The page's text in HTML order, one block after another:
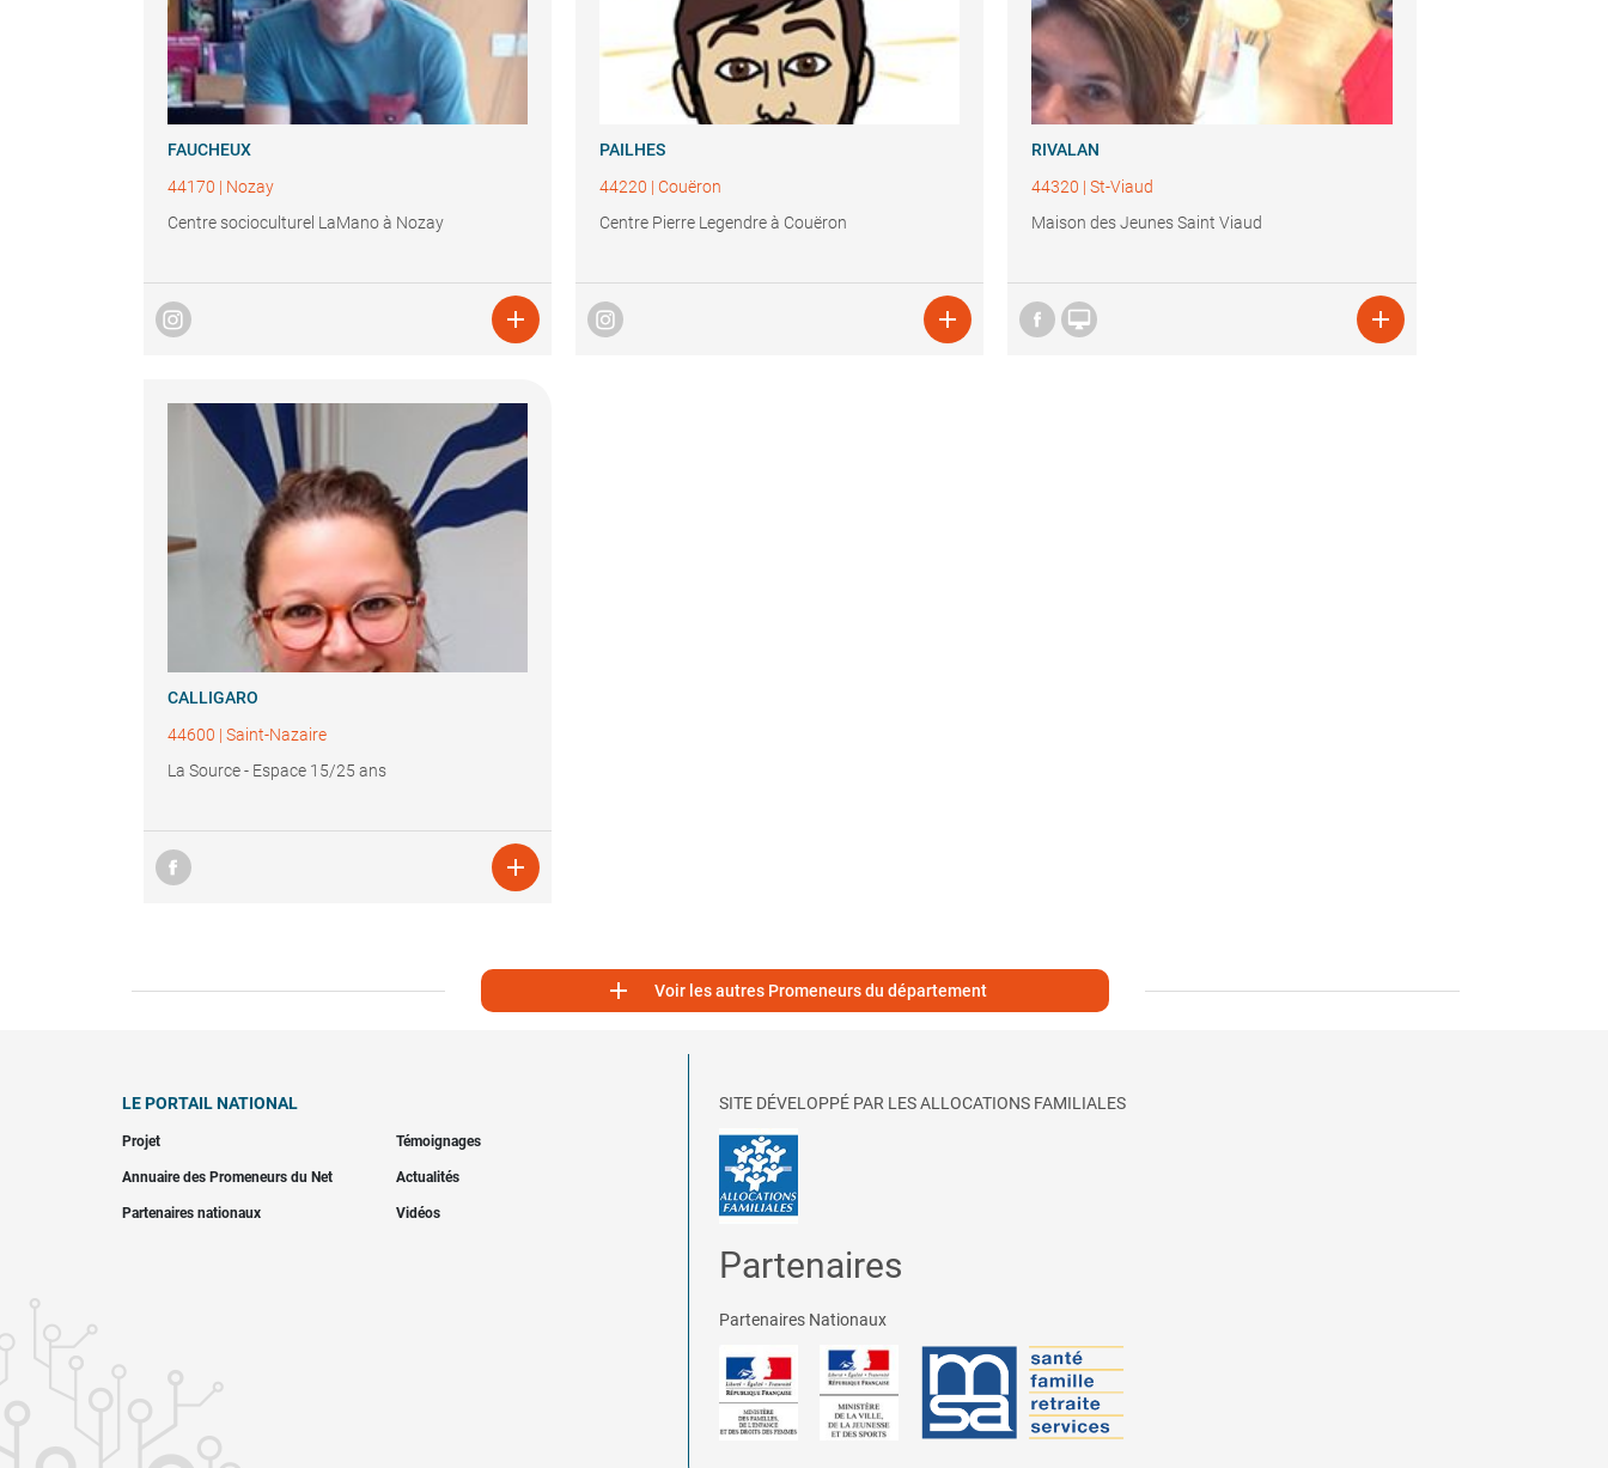
FAUCHEUX
44170 | Nozay
Centre socioculturel LaMano à Nozay

PAILHES
44220 | Couëron
Centre Pierre Legendre à Couëron

RIVALAN
44320 |St-Viaud
Maison des Jeunes Saint Viaud
 
CALLIGARO
44600 | Saint-Nazaire
La Source - Espace 15/25 ans

 Voir les autres Promeneurs du département
LE PORTAIL NATIONAL
Projet Témoignages
Annuaire des Promeneurs du Net Actualités
Partenaires nationaux Vidéos
SITE DÉVELOPPÉ PAR LES ALLOCATIONS FAMILIALES
Partenaires
Partenaires Nationaux